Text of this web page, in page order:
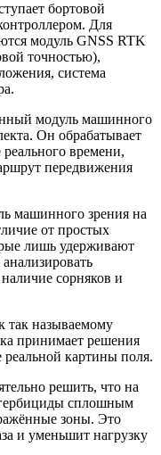
бортовой
Для
модуль GNSS RTK
точностью),
система
модуль машинного
Он обрабатывает
времени,
передвижения
машинного зрения на
от простых
лишь удерживают
сорняков и
так называемому
принимает решения
картины поля.
решить, что на
сплошным
зоны. Это
и уменьшит нагрузку